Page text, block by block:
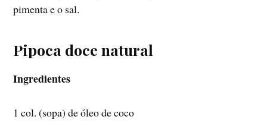
pimenta e o sal.
Pipoca doce natural
Ingredientes
1 col. (sopa) de óleo de coco